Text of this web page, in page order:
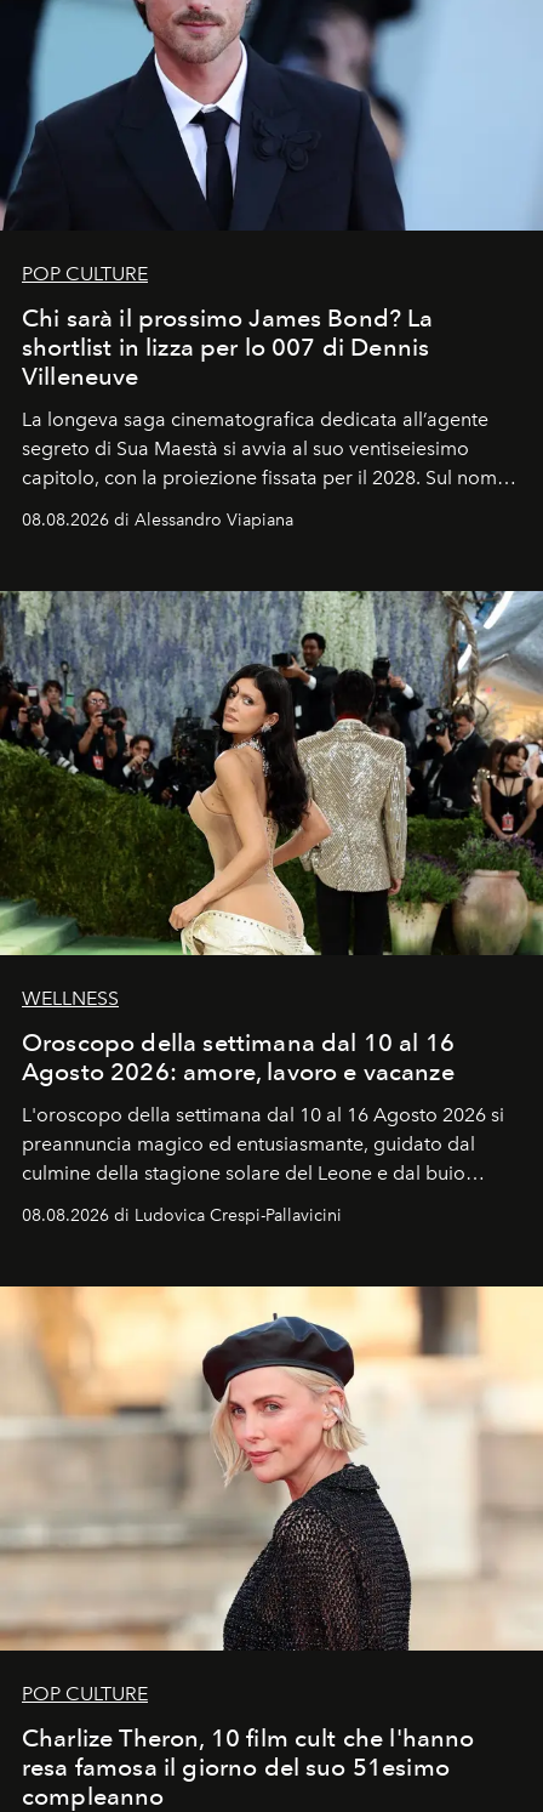
POP CULTURE
Chi sarà il prossimo James Bond? La
shortlist in lizza per lo 007 di Dennis
Villeneuve
La longeva saga cinematografica dedicata all’agente
segreto di Sua Maestà si avvia al suo ventiseiesimo
capitolo, con la proiezione fissata per il 2028. Sul nome
Craig, però, regna ancora il più assoluto riserbo.
08.08.2026 di Alessandro Viapiana
WELLNESS
Oroscopo della settimana dal 10 al 16
Agosto 2026: amore, lavoro e vacanze
L'oroscopo della settimana dal 10 al 16 Agosto 2026 si
preannuncia magico ed entusiasmante, guidato dal
culmine della stagione solare del Leone e dal buio
ideale per la notte delle Perseidi.
08.08.2026 di Ludovica Crespi-Pallavicini
POP CULTURE
Charlize Theron, 10 film cult che l'hanno
resa famosa il giorno del suo 51esimo
compleanno